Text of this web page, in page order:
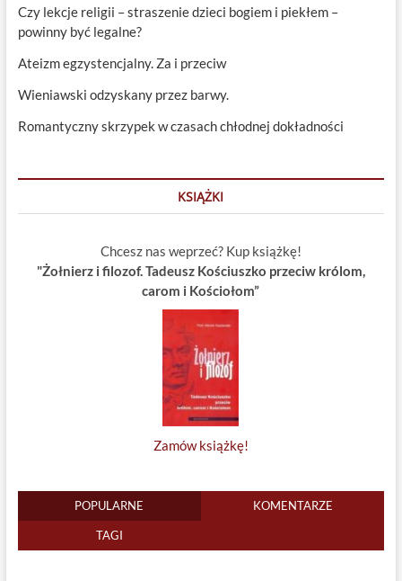
Czy lekcje religii – straszenie dzieci bogiem i piekłem –
powinny być legalne?
Ateizm egzystencjalny. Za i przeciw
Wieniawski odzyskany przez barwy.
Romantyczny skrzypek w czasach chłodnej dokładności
KSIĄŻKI
Chcesz nas weprzeć? Kup książkę!
"Żołnierz i filozof. Tadeusz Kościuszko przeciw królom,
carom i Kościołom”
Zamów książkę!
POPULARNE KOMENTARZE
TAGI